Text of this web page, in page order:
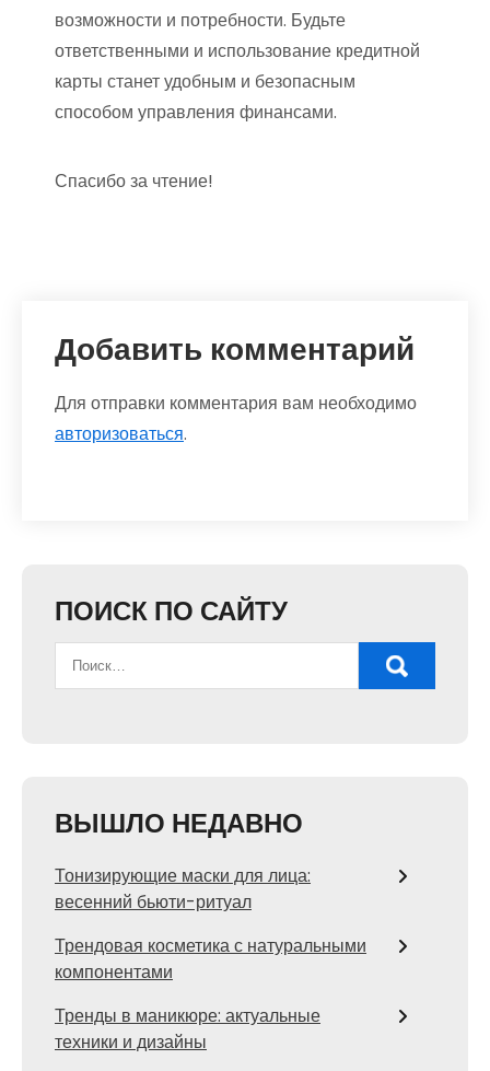
возможности и потребности. Будьте
ответственными и использование кредитной
карты станет удобным и безопасным
способом управления финансами.
Спасибо за чтение!
Добавить комментарий
Для отправки комментария вам необходимо
авторизоваться.
ПОИСК ПО САЙТУ
ВЫШЛО НЕДАВНО
Тонизирующие маски для лица:
весенний бьюти-ритуал
Трендовая косметика с натуральными
компонентами
Тренды в маникюре: актуальные
техники и дизайны